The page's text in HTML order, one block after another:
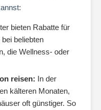
bieten Rabatte für
beliebten
die Wellness- oder
reisen: In der
kälteren Monaten,
oft günstiger. So